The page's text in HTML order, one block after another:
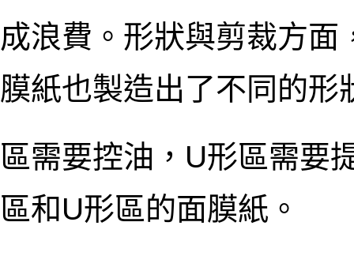
成浪費。形狀與剪裁方
膜紙也製造出了不同的形
區需要控油，U形區需要
區和U形區的面膜紙。